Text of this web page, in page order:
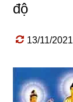
độ
13/11/2021